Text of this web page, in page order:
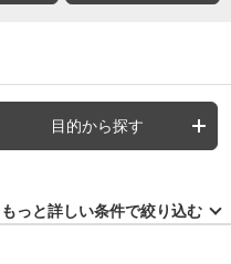
目的から探す
もっと詳しい条件で絞り込む